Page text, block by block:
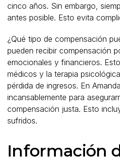
cinco años. Sin embargo,
antes posible. Esto evita
¿Qué tipo de compensación
pueden recibir compensación
emocionales y financieros.
médicos y la terapia
pérdida de ingresos. En
incansablemente para
compensación justa. Esto
sufridos.
Información